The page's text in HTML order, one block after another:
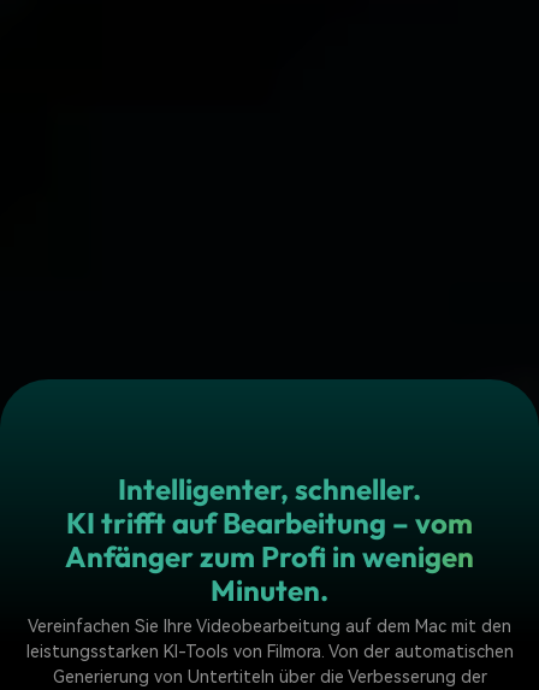
Intelligenter, schneller.
KI trifft auf Bearbeitung – vom
Anfänger zum Profi in wenigen
Minuten.
Vereinfachen Sie Ihre Videobearbeitung auf dem Mac mit den
leistungsstarken KI-Tools von Filmora. Von der automatischen
Generierung von Untertiteln über die Verbesserung der